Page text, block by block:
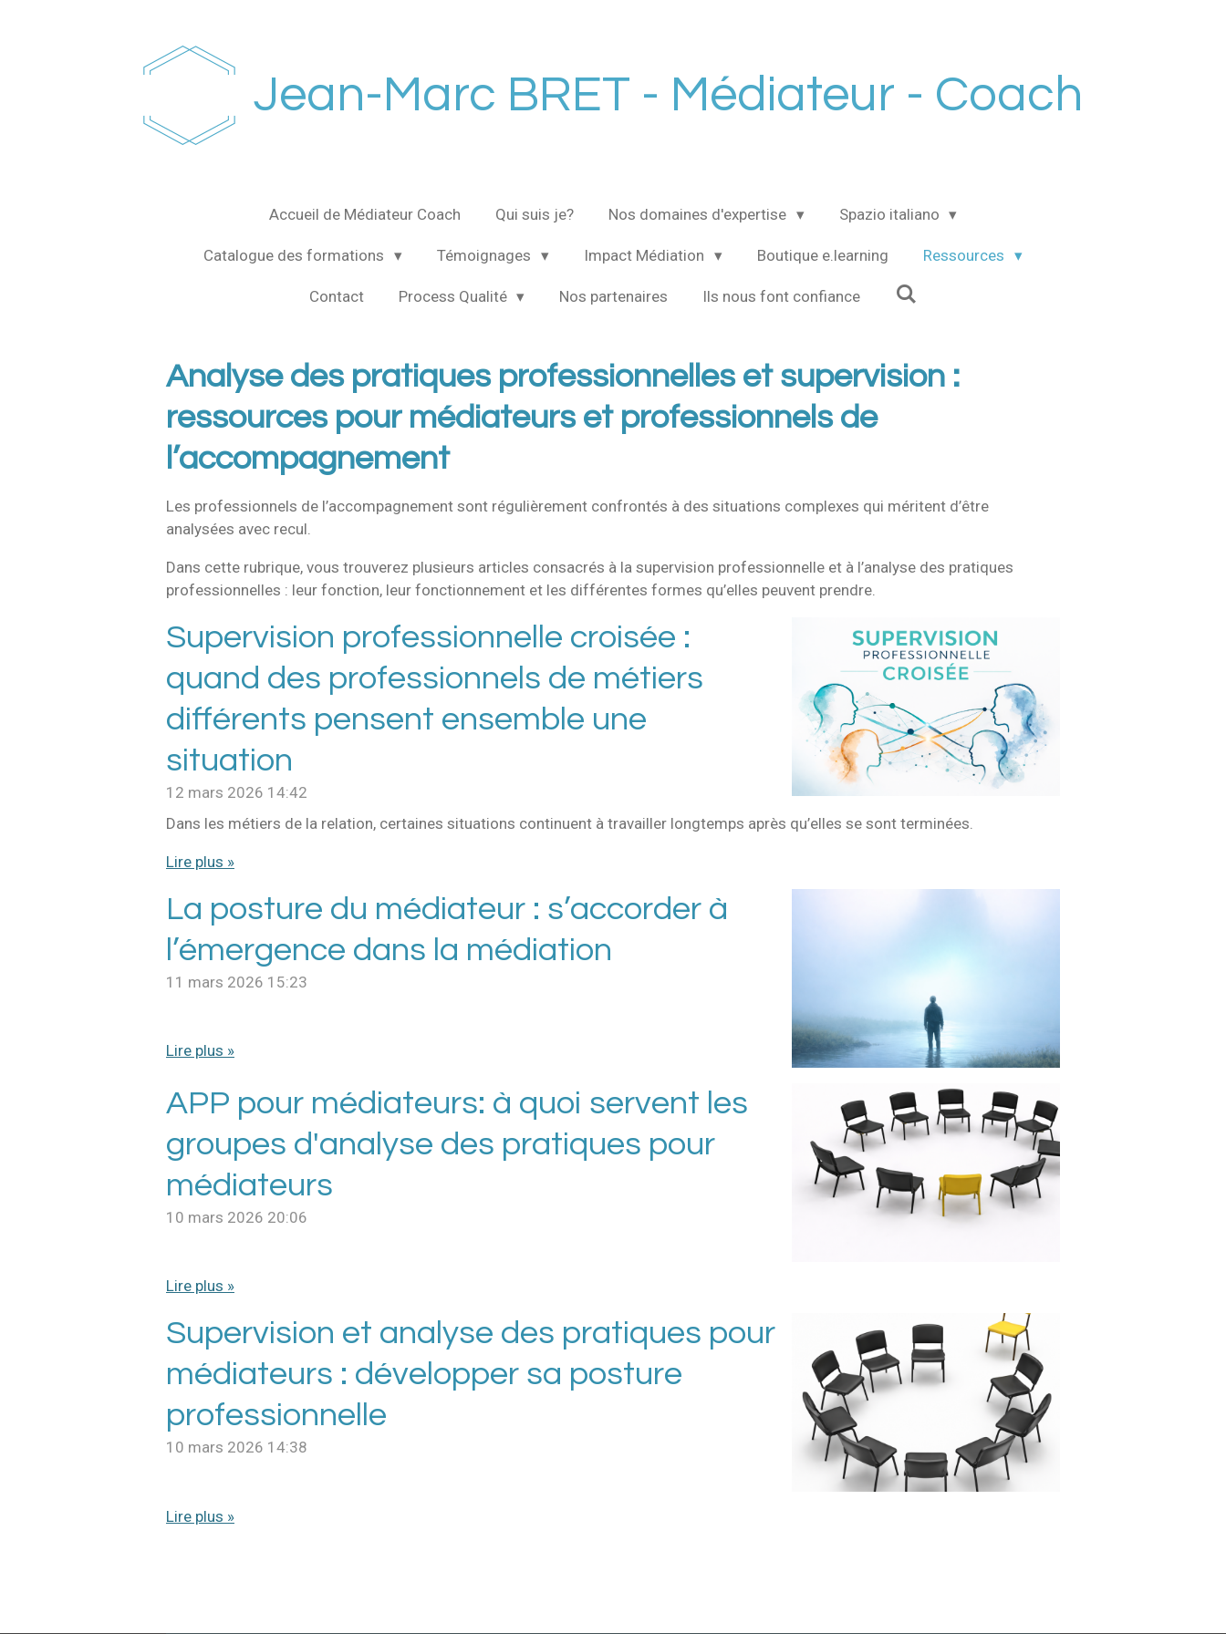
Jean-Marc BRET - Médiateur - Coach
Accueil de Médiateur Coach Qui suis je? Nos domaines d'expertise Spazio italiano
Catalogue des formations Témoignages Impact Médiation Boutique e.learning Ressources
Contact Process Qualité Nos partenaires Ils nous font confiance
Analyse des pratiques professionnelles et supervision :
ressources pour médiateurs et professionnels de
l’accompagnement
Les professionnels de l’accompagnement sont régulièrement confrontés à des situations complexes qui méritent d’être
analysées avec recul.
Dans cette rubrique, vous trouverez plusieurs articles consacrés à la supervision professionnelle et à l’analyse des pratiques
professionnelles : leur fonction, leur fonctionnement et les différentes formes qu’elles peuvent prendre.
Supervision professionnelle croisée :
quand des professionnels de métiers
différents pensent ensemble une
situation
12 mars 2026 14:42
Dans les métiers de la relation, certaines situations continuent à travailler longtemps après qu’elles se sont terminées.
Lire plus »
La posture du médiateur : s’accorder à
l’émergence dans la médiation
11 mars 2026 15:23
Lire plus »
APP pour médiateurs: à quoi servent les
groupes d'analyse des pratiques pour
médiateurs
10 mars 2026 20:06
Lire plus »
Supervision et analyse des pratiques pour
médiateurs : développer sa posture
professionnelle
10 mars 2026 14:38
Lire plus »